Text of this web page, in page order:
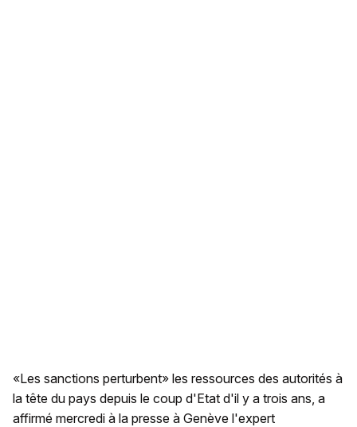
«Les sanctions perturbent» les ressources des autorités à
la tête du pays depuis le coup d'Etat d'il y a trois ans, a
affirmé mercredi à la presse à Genève l'expert